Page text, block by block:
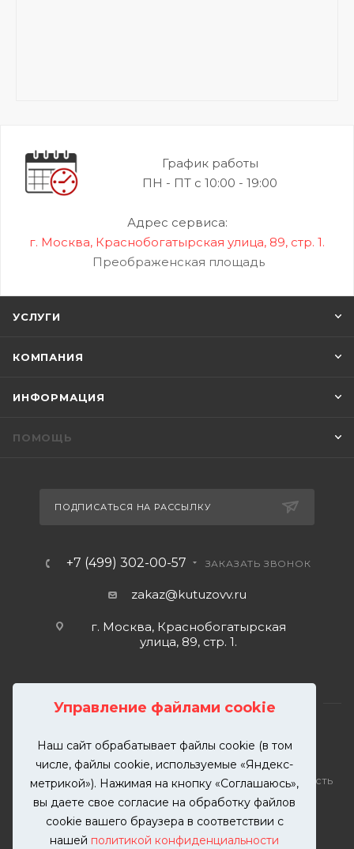
Управление файлами cookie
Наш сайт обрабатывает файлы cookie (в том
числе, файлы cookie, используемые «Яндекс-
метрикой»). Нажимая на кнопку «Соглашаюсь»,
вы даете свое согласие на обработку файлов
cookie вашего браузера в соответствии с
нашей политикой конфиденциальности
График работы
ПН - ПТ с 10:00 - 19:00
Адрес сервиса:
г. Москва, Краснобогатырская улица, 89, стр. 1.
Преображенская площадь
УСЛУГИ
КОМПАНИЯ
ИНФОРМАЦИЯ
ПОМОЩЬ
ПОДПИСАТЬСЯ НА РАССЫЛКУ
+7 (499) 302-00-57 ЗАКАЗАТЬ ЗВОНОК
zakaz@kutuzovv.ru
г. Москва, Краснобогатырская
улица, 89, стр. 1.
2026 © KUTUZOVV | Кузовной ремонт и покраска
автомобилей. Вся информация на сайте – собственность
ООО "КУТУЗОВВ"
Публикация информации с сайта KUTUZOVV.RU без
разрешения запрещена. Все права защищены.